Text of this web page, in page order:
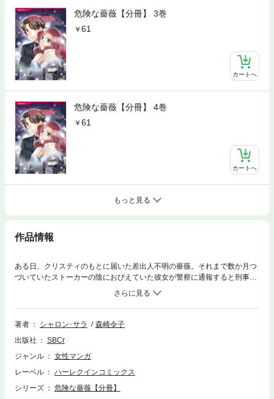
危険な薔薇【分冊】 3巻
61
カートへ
危険な薔薇【分冊】 4巻
61
カートへ
もっと見る
作品情報
ある日、クリスティのもとに届いた差出人不明の薔薇。それまで数か月つ
づいていたストーカーの陰におびえていた彼女が警察に通報すると刑事と
して現れたのは、初恋の相手スコット！ ６年ぶりに再会した彼は、大人の
男性としての魅力を兼ね備えながら、かつてと変わらぬやさしさも見せ
た。「君はもう、ひとりで耐えなくていい」温かい言葉が恐怖に震える心
に沁み、スコットに惹かれていくクリスティだったが、やがてストーカー
著者 シャロン･サラ
森崎令子
出版社
SBCr
ジャンル
女性マンガ
レーベル
ハーレクインコミックス
シリーズ
危険な薔薇【分冊】